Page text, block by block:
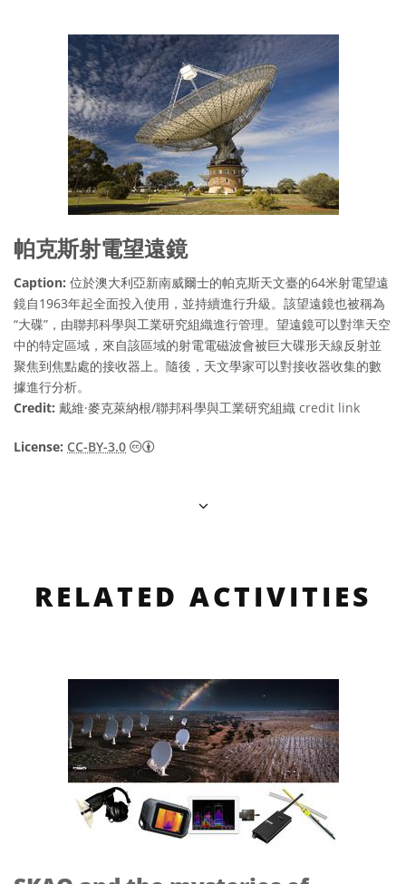
帕克斯射電望遠鏡
Caption: 位於澳大利亞新南威爾士的帕克斯天文臺的64米射電望遠
鏡自1963年起全面投入使用，並持續進行升級。該望遠鏡也被稱為
“大碟”，由聯邦科學與工業研究組織進行管理。望遠鏡可以對準天空
中的特定區域，來自該區域的射電電磁波會被巨大碟形天線反射並
聚焦到焦點處的接收器上。隨後，天文學家可以對接收器收集的數
據進行分析。
Credit: 戴維·麥克萊納根/聯邦科學與工業研究組織 credit link
License: CC-BY-3.0 Creative Commons Attribution 3.0
RELATED ACTIVITIES